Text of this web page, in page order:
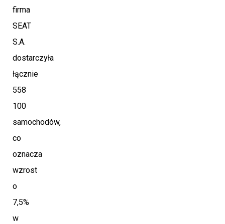
firma
SEAT
S.A.
dostarczyła
łącznie
558
100
samochodów,
co
oznacza
wzrost
o
7,5%
w